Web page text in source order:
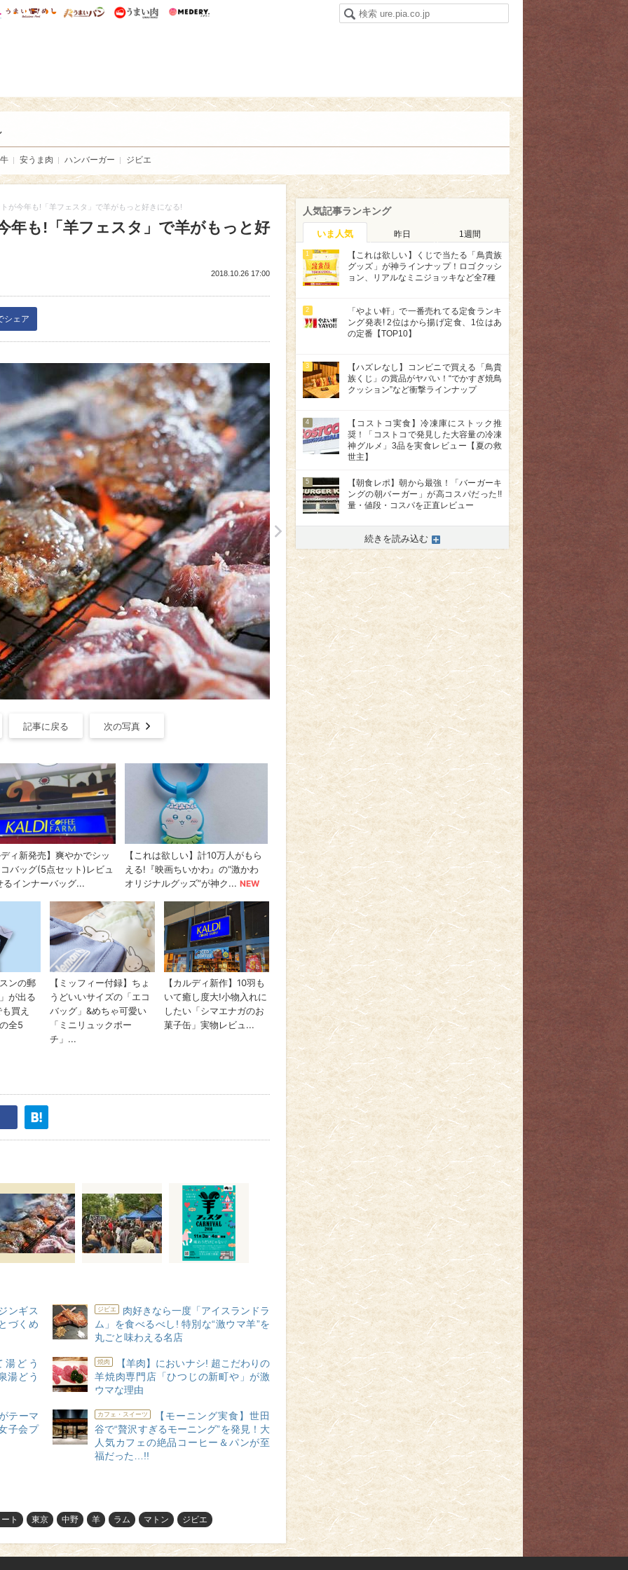
研 ディズニー特集
mimot. うまいめし うまいパン うまい肉
安うま肉 ハンバーガー ジビエ
が今年も!「羊フェスタ」で羊がもっと好きになる!
年も!「羊フェスタ」で羊がもっと好
2018.10.26 17:00
シェア
>
記事に戻る 次の写真
ンギス
づくめ
ジビエ
肉好きなら一度「アイスランドラ
ム」を食べるべし! 特別な“激ウマ羊”を
丸ごと味わえる名店
どう
湯どう
焼肉
【羊肉】においナシ! 超こだわりの
羊焼肉専門店「ひつじの新町や」が激
ウマな理由
テーマ
子会プ
カフェ・スイーツ
【モーニング実食】世田
谷で“贅沢すぎるモーニング”を発見！大
人気カフェの絶品コーヒー＆パンが至
福だった…!!
ト 東京 中野 羊 ラム マトン ジビエ
人気記事ランキング
いま人気 昨日 1週間
1
【これは欲しい】くじで当たる「鳥貴族
グッズ」が神ラインナップ！ロゴクッシ
ョン、リアルなミニジョッキなど全7種
2
「やよい軒」で一番売れてる定食ランキ
ング発表! 2位はから揚げ定食、1位はあ
の定番【TOP10】
3
【ハズレなし】コンビニで買える「鳥貴
族くじ」の賞品がヤバい！“でかすぎ焼鳥
クッション”など衝撃ラインナップ
4
【コストコ実食】冷凍庫にストック推
奨！「コストコで発見した大容量の冷凍
神グルメ」3品を実食レビュー【夏の救
世主】
5
【朝食レポ】朝から最強！「バーガーキ
ングの朝バーガー」が高コスパだった!!
量・値段・コスパを正直レビュー
続きを読み込む